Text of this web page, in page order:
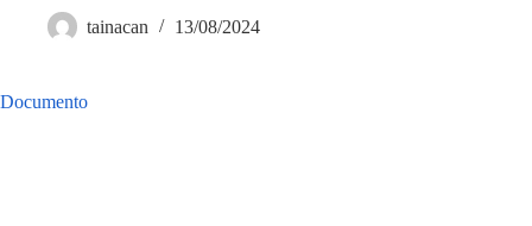
tainacan 13/08/2024
Documento